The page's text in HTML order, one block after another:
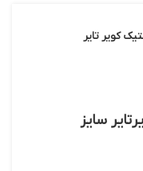
کویر تایر
سایز